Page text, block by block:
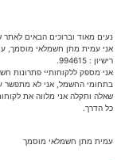
נעים מאוד וברוכים הבאים לאתר
רישיון : 994615.
אני מספק ללקוחותיי פתרונות
שאלה ותקלה אני מלווה את
כל הדרך.
עמית מתן חשמלאי מוסמך